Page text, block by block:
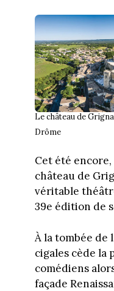
Le château de
Drôme
Cet été
château de
véritable
39e édition de
À la tombée de
cigales cède la
comédiens
façade